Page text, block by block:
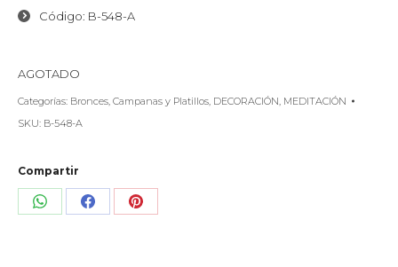
Código: B-548-A
AGOTADO
Categorías: Bronces Campanas y Platillos DECORACIÓN MEDITACIÓN
SKU: B-548-A
Compartir
Share Share Share